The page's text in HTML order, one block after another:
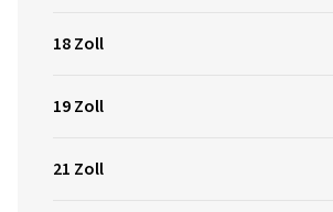
18 Zoll
19 Zoll
21 Zoll